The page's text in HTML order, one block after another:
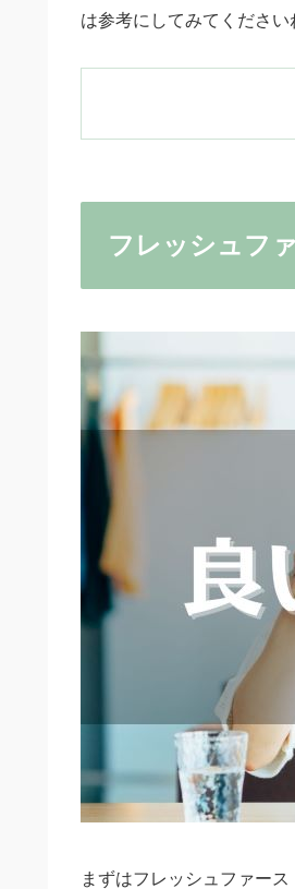
は参考にしてみてください
フレッシュフ
まずはフレッシュファー